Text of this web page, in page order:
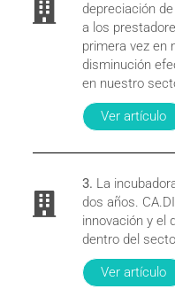
depreciación
a los
primera vez en
disminución
en nuestro
Ver artículo
3. La
dos años.
innovación y el
dentro del
Ver artículo